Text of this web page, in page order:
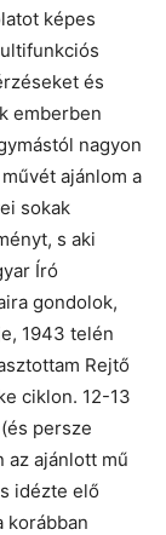
képes
és
emberben
nagyon
ajánlom a
sokak
s aki
Író
gondolok,
1943 telén
Rejtő
ciklon. 12-13
persze
az ajánlott mű
idézte elő
korábban